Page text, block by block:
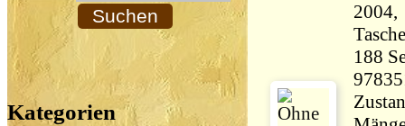
Kategorien
2004,
188 Seiten